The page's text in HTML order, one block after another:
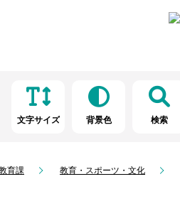
文字サイズ 背景色 検索
育課 教育・スポーツ・文化